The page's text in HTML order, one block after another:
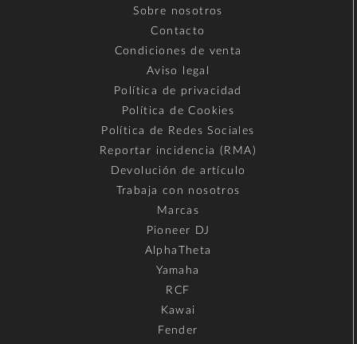
Sobre nosotros
Contacto
Condiciones de venta
Aviso legal
Política de privacidad
Política de Cookies
Política de Redes Sociales
Reportar incidencia (RMA)
Devolución de artículo
Trabaja con nosotros
Marcas
Pioneer DJ
AlphaTheta
Yamaha
RCF
Kawai
Fender